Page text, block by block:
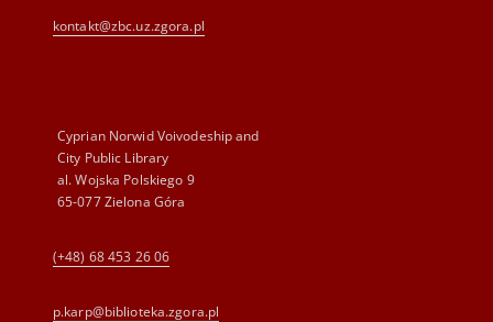
kontakt@zbc.uz.zgora.pl
Cyprian Norwid Voivodeship and
City Public Library
al. Wojska Polskiego 9
65-077 Zielona Góra
(+48) 68 453 26 06
p.karp@biblioteka.zgora.pl